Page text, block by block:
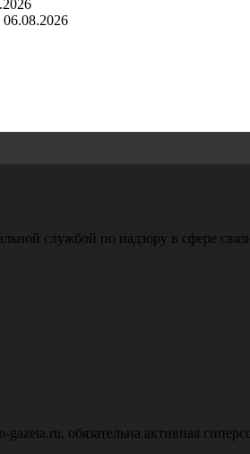
06.08.2026
службой по надзору в сфере
обязательна активная